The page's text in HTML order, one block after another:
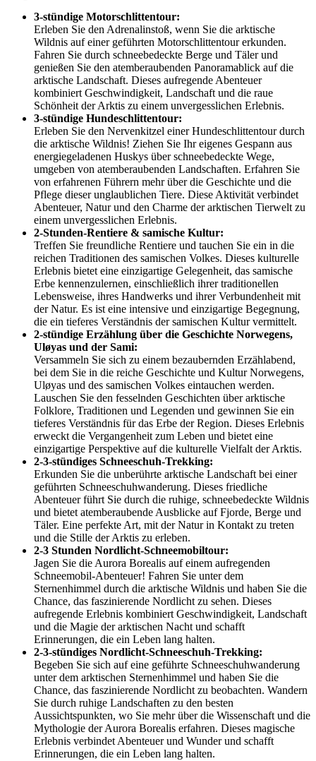
3-stündige Motorschlittentour:
Erleben Sie den Adrenalinstoß, wenn Sie die arktische
Wildnis auf einer geführten Motorschlittentour erkunden.
Fahren Sie durch schneebedeckte Berge und Täler und
genießen Sie den atemberaubenden Panoramablick auf die
arktische Landschaft. Dieses aufregende Abenteuer
kombiniert Geschwindigkeit, Landschaft und die raue
Schönheit der Arktis zu einem unvergesslichen Erlebnis.
3-stündige Hundeschlittentour:
Erleben Sie den Nervenkitzel einer Hundeschlittentour durch
die arktische Wildnis! Ziehen Sie Ihr eigenes Gespann aus
energiegeladenen Huskys über schneebedeckte Wege,
umgeben von atemberaubenden Landschaften. Erfahren Sie
von erfahrenen Führern mehr über die Geschichte und die
Pflege dieser unglaublichen Tiere. Diese Aktivität verbindet
Abenteuer, Natur und den Charme der arktischen Tierwelt zu
einem unvergesslichen Erlebnis.
2-Stunden-Rentiere & samische Kultur:
Treffen Sie freundliche Rentiere und tauchen Sie ein in die
reichen Traditionen des samischen Volkes. Dieses kulturelle
Erlebnis bietet eine einzigartige Gelegenheit, das samische
Erbe kennenzulernen, einschließlich ihrer traditionellen
Lebensweise, ihres Handwerks und ihrer Verbundenheit mit
der Natur. Es ist eine intensive und einzigartige Begegnung,
die ein tieferes Verständnis der samischen Kultur vermittelt.
2-stündige Erzählung über die Geschichte Norwegens,
Uløyas und der Sami:
Versammeln Sie sich zu einem bezaubernden Erzählabend,
bei dem Sie in die reiche Geschichte und Kultur Norwegens,
Uløyas und des samischen Volkes eintauchen werden.
Lauschen Sie den fesselnden Geschichten über arktische
Folklore, Traditionen und Legenden und gewinnen Sie ein
tieferes Verständnis für das Erbe der Region. Dieses Erlebnis
erweckt die Vergangenheit zum Leben und bietet eine
einzigartige Perspektive auf die kulturelle Vielfalt der Arktis.
2-3-stündiges Schneeschuh-Trekking:
Erkunden Sie die unberührte arktische Landschaft bei einer
geführten Schneeschuhwanderung. Dieses friedliche
Abenteuer führt Sie durch die ruhige, schneebedeckte Wildnis
und bietet atemberaubende Ausblicke auf Fjorde, Berge und
Täler. Eine perfekte Art, mit der Natur in Kontakt zu treten
und die Stille der Arktis zu erleben.
2-3 Stunden Nordlicht-Schneemobiltour:
Jagen Sie die Aurora Borealis auf einem aufregenden
Schneemobil-Abenteuer! Fahren Sie unter dem
Sternenhimmel durch die arktische Wildnis und haben Sie die
Chance, das faszinierende Nordlicht zu sehen. Dieses
aufregende Erlebnis kombiniert Geschwindigkeit, Landschaft
und die Magie der arktischen Nacht und schafft
Erinnerungen, die ein Leben lang halten.
2-3-stündiges Nordlicht-Schneeschuh-Trekking:
Begeben Sie sich auf eine geführte Schneeschuhwanderung
unter dem arktischen Sternenhimmel und haben Sie die
Chance, das faszinierende Nordlicht zu beobachten. Wandern
Sie durch ruhige Landschaften zu den besten
Aussichtspunkten, wo Sie mehr über die Wissenschaft und die
Mythologie der Aurora Borealis erfahren. Dieses magische
Erlebnis verbindet Abenteuer und Wunder und schafft
Erinnerungen, die ein Leben lang halten.